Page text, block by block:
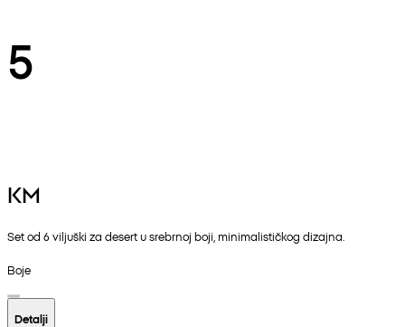
5
KM
Set od 6 viljuški za desert u srebrnoj boji, minimalističkog dizajna.
Boje
Detalji